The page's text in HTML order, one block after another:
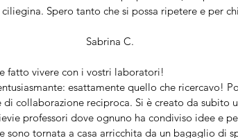
Spero tanto che si possa ripetere e per
Sabrina C.
fatto vivere con i vostri laboratori!
esattamente quello che ricercavo!
collaborazione reciproca. Si è creato da subito
professori dove ognuno ha condiviso idee e
sono tornata a casa arricchita da un bagaglio di